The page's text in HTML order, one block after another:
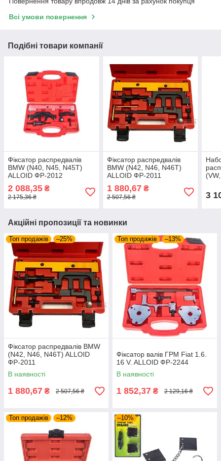
Всі умови повернення
Подібні товари компанії
Фіксатор распредвалів
BMW (N40, N45, N45T)
ALLOID ФР-2012
2 088,35 ₴
2 175,36 ₴
Фіксатор распредвалів
BMW (N42, N46, N46T)
ALLOID ФР-2011
1 880,67₴
2 507,56 ₴ 3
Акційні пропозиції та новинки
Топ продажів –25%
Фіксатор распредвалів BMW
(N42, N46, N46T) ALLOID
ФР-2011
В наявності
1 880,67 ₴ 2 507,56 ₴
Топ продажів –13%
Фіксатор валів ГРМ Fiat 1.6.
16 V. ALLOID ФР-2244
В наявності
1 852,37 ₴ 2 129,16 ₴
Топ продажів –12% –10%